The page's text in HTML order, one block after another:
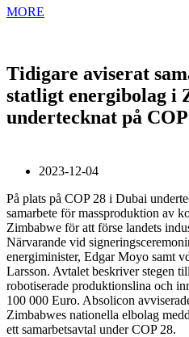
MORE
Tidigare aviserat
statligt energibolag i
undertecknat på
2023-12-04
På plats på COP 28 i Dubai
samarbete för massproduktion av
Zimbabwe för att förse landets
Närvarande vid
energiminister, Edgar Moyo samt
Larsson. Avtalet beskriver stegen
robotiserade produktionslina och
100 000 Euro. Absolicon
Zimbabwes nationella elbolag
ett samarbetsavtal under COP 28.